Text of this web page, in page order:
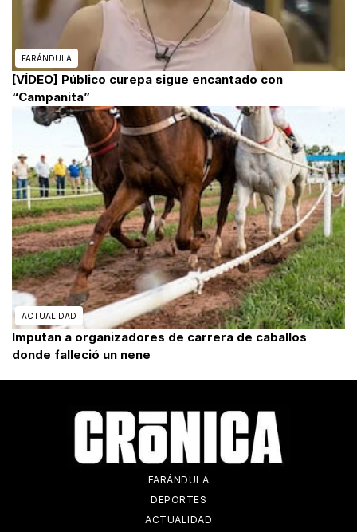
FARÁNDULA
[VÍDEO] Público curepa sigue encantado con
“Campanita”
ACTUALIDAD
Imputan a organizadores de carrera de caballos
donde falleció un nene
FARÁNDULA
DEPORTES
ACTUALIDAD